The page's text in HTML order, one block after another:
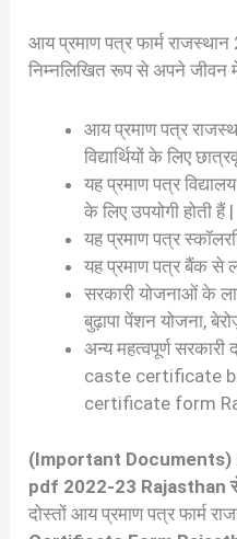
आय प्रमाण पत्र फार्म
निम्नलिखित रूप से अपने
आय प्रमाण पत्र
विद्यार्थियों के लिए
यह प्रमाण पत्र
के लिए उपयोगी होती हैं |
यह प्रमाण पत्र
यह प्रमाण पत्र बैंक से
सरकारी योजनाओं के
बुढ़ापा पेंशन योजना,
अन्य महत्वपूर्ण
caste certificate
certificate form
(Important
pdf 2022-23 Rajasthan से
दोस्तों आय प्रमाण पत्र फार्म